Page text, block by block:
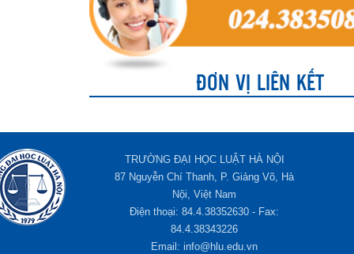
ĐƠN VỊ LIÊN KẾT
TRƯỜNG ĐẠI HỌC LUẬT HÀ NỘI
87 Nguyễn Chí Thanh, P. Giảng Võ, Hà
Nội, Việt Nam
Điện thoại: 84.4.38352630 - Fax:
84.4.38343226
Email: info@hlu.edu.vn